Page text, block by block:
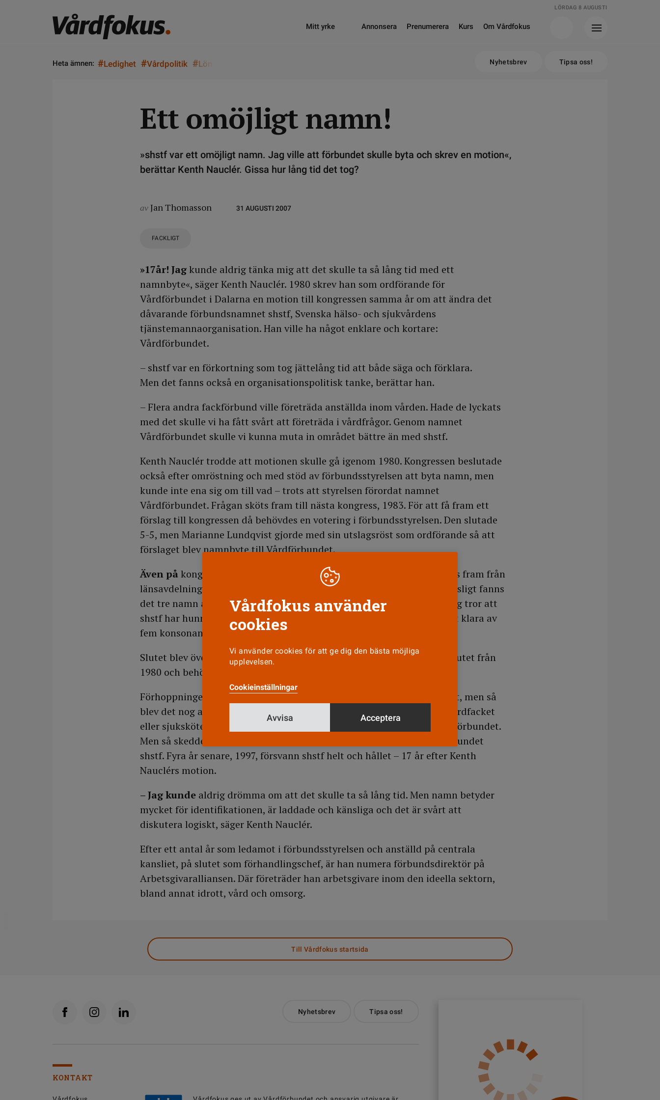
LÖRDAG 8 AUGUSTI
Mitt yrke Annonsera Prenumerera Kurs Om Vårdfokus
Heta ämnen: #Ledighet #Vårdpolitik #Lön Nyhetsbrev Tipsa oss!
Ett omöjligt namn!
»shstf var ett omöjligt namn. Jag ville att förbundet skulle byta och skrev en motion«,
berättar Kenth Nauclér. Gissa hur lång tid det tog?
av Jan Thomasson 31 AUGUSTI 2007
FACKLIGT
»17år! Jagkunde aldrig tänka mig att det skulle ta så lång tid med ett
namnbyte«, säger Kenth Nauclér. 1980 skrev han som ordförande för
Vårdförbundet i Dalarna en motion till kongressen samma år om att ändra det
dåvarande förbundsnamnet shstf, Svenska hälso- och sjukvårdens
tjänstemannaorganisation. Han ville ha något enklare och kortare:
Vårdförbundet.
– shstf var en förkortning som tog jättelång tid att både säga och förklara.
Men det fanns också en organisationspolitisk tanke, berättar han.
– Flera andra fackförbund ville företräda anställda inom vården. Hade de lyckats
med det skulle vi ha fått svårt att företräda i vårdfrågor. Genom namnet
Vårdförbundet skulle vi kunna muta in området bättre än med shstf.
Kenth Nauclér trodde att motionen skulle gå igenom 1980. Kongressen beslutade
också efter omröstning och med stöd av förbundsstyrelsen att byta namn, men
kunde inte ena sig om till vad – trots att styrelsen förordat namnet
Vårdförbundet. Frågan sköts fram till nästa kongress, 1983. För att få fram ett
förslag till kongressen då behövdes en votering i förbundsstyrelsen. Den slutade
5-5, men Marianne Lundqvist gjorde med sin utslagsröst som ordförande så att
förslaget blev namnbyte till Vårdförbundet.
Även påkongressen 1983 blev debatten intensiv. Ett nytt förslag fördes fram från
länsavdelningen i Älvsborg: hsf, Hälso- och sjukvårdsförbundet, så plötsligt fanns
det tre namn att välja mellan. I diskussionen möttes argument som »jag tror att
shstf har hunnit bli bekant nu« av »man måste vara infödd tjeck för att klara av
fem konsonanter i följd«.
Slutet blev överraskande för många. Kongressen rev nämligen upp beslutet från
1980 och behöll shstf.
Förhoppningen, och kanske också tron, var att shstf skulle bli etablerat, men så
blev det nog aldrig. Medierna kallade till exempel ofta förbundet för vårdfacket
eller sjuksköterskefacket. Ja, det fanns en del som ironiskt sa bokstavsförbundet.
Men så skedde det: vid kongressen 1993 ändrades namnet till Vårdförbundet
shstf. Fyra år senare, 1997, försvann shstf helt och hållet – 17 år efter Kenth
Nauclérs motion.
– Jag kunde aldrig drömma om att det skulle ta så lång tid. Men namn betyder
mycket för identifikationen, är laddade och känsliga och det är svårt att
diskutera logiskt, säger Kenth Nauclér.
Efter ett antal år som ledamot i förbundsstyrelsen och anställd på centrala
kansliet, på slutet som förhandlingschef, är han numera förbundsdirektör på
Arbetsgivaralliansen. Där företräder han arbetsgivare inom den ideella sektorn,
bland annat idrott, vård och omsorg.
Till Vårdfokus startsida
Nyhetsbrev Tipsa oss!
KONTAKT
Vårdfokus använder
cookies
Vi använder cookies för att ge dig den bästa möjliga
upplevelsen.
Cookieinställningar
Avvisa Acceptera